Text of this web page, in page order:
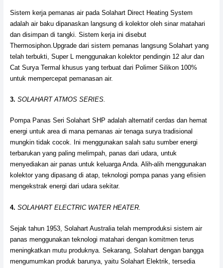
Sistem kerja pemanas air pada Solahart Direct Heating System
adalah air baku dipanaskan langsung di kolektor oleh sinar matahari
dan disimpan di tangki. Sistem kerja ini disebut
Thermosiphon.Upgrade dari sistem pemanas langsung Solahart yang
telah terbukti, Super L menggunakan kolektor pendingin 12 alur dan
Cat Surya Termal khusus yang terbuat dari Polimer Silikon 100%
untuk mempercepat pemanasan air.
3. SOLAHART ATMOS SERIES.
Pompa Panas Seri Solahart SHP adalah alternatif cerdas dan hemat
energi untuk area di mana pemanas air tenaga surya tradisional
mungkin tidak cocok. Ini menggunakan salah satu sumber energi
terbarukan yang paling melimpah, panas dari udara, untuk
menyediakan air panas untuk keluarga Anda. Alih-alih menggunakan
kolektor yang dipasang di atap, teknologi pompa panas yang efisien
mengekstrak energi dari udara sekitar.
4. SOLAHART ELECTRIC WATER HEATER.
Sejak tahun 1953, Solahart Australia telah memproduksi sistem air
panas menggunakan teknologi matahari dengan komitmen terus
meningkatkan mutu produknya. Sekarang, Solahart dengan bangga
mengumumkan produk barunya, yaitu Solahart Elektrik, tersedia